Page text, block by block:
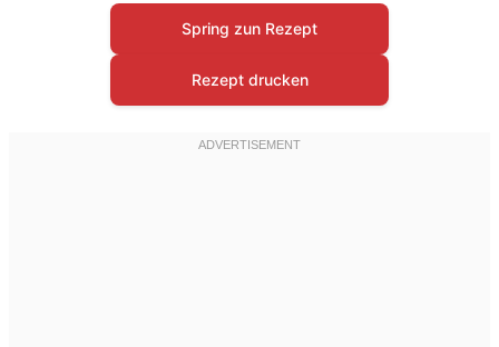
Spring zun Rezept
Rezept drucken